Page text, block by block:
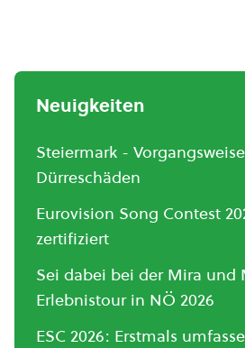
Neuigkeiten
Steiermark -
Dürreschäden
Eurovision Song Contest
zertifiziert
Sei dabei bei der Mira und
Erlebnistour in NÖ 2026
ESC 2026: Erstmals